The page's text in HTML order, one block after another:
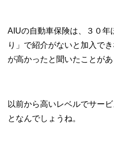
AIUの自動車保険は、３０
り」で紹介がないと加入で
が高かったと聞いたことがあ
以前から高いレベルでサー
となんでしょうね。